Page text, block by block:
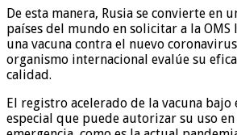
De esta manera, Rusia se convierte en
países del mundo en solicitar a la
una vacuna contra el nuevo
organismo internacional evalúe su
calidad.
El registro acelerado de la vacuna
especial que puede autorizar su uso